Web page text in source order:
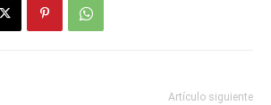
Artículo siguiente